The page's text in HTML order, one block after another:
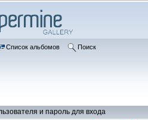
Список альбомов Поиск
и пароль для входа